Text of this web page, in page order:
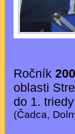
Ročník
oblasti
do 1. triedy
(Čadca,